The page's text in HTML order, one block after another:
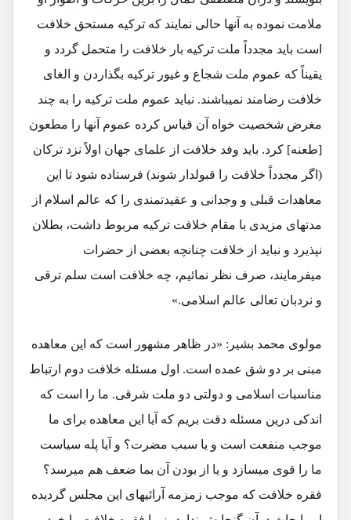
ملامت نموده به آنها حالی نمایند که ترکیه مستحق خلافت
است باید مجدداً ملت ترکیه بار خلافت را متحمل گردد و
یقیناً که عموم ملت شجاع و غیور ترکیه بگذاردن و الغای
خلافت رضامند نمیباشند. نباید عموم ملت ترکیه را به چند
مغرض شخصیت خواه آن قیاس کرده عموم آنها را مطعون
[طعنه] کرد. باید وفد خلافت از علمای جهان اولاً نزد ترکان
(اگر مجدداً خلافت را قبولدار شوند) فرستاده شود تا این
معاهدات قبلی و وجدانی و عقیدتمندی را که عالم اسلام از
مدتهای مزیدی با مقام خلافت ترکیه مربوط داشت، بطلان
نپذیرد و نباید از خلافت چنانچه بعضی از حضرات
میفرمایند، صرف نظر نمائیم، چه خلافت است سلم ترقی
و نردبان تعالی عالم اسلامی.»
مولوی محمد بشیر: «در ظاهر مشهور است که این معاهده
مبنی بر دو شق عمده است. اول مسئله خلافت دوم ارتباط
مناسبات اسلامی و دولتی دو ملت شرقی. ما را است که
اندکی درین مسئله دقت بریم که آیا این معاهده برای ما
موجب منفعت است و یا سبب مضرت؟ و آیا پله سیاست
ما را قوی میسازد و یا از بودن آن بما ضعف هم میرسد؟
فقره خلافت که موجب زمزمه آرائیهای این مجلس گردیده